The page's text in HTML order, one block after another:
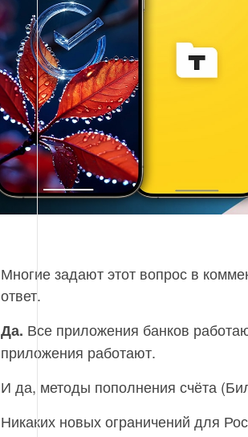
Многие задают этот вопрос в
ответ.
Да. Все приложения банков
приложения работают.
И да, методы пополнения счёта
Никаких новых ограничений для